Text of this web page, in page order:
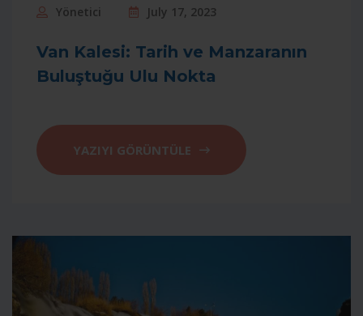
Yönetici July 17, 2023
Van Kalesi: Tarih ve Manzaranın
Buluştuğu Ulu Nokta
YAZIYI GÖRÜNTÜLE